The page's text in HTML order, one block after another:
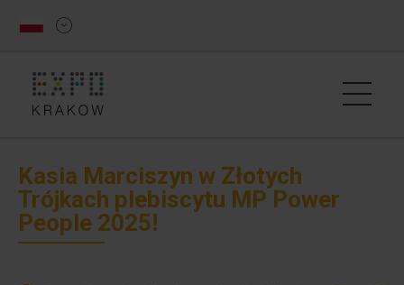
Kasia Marciszyn w Złotych
Trójkach plebiscytu MP Power
People 2025!